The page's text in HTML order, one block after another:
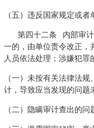
（五）违反国家规定或
第四十二条 内部审计
一的，由单位责令改正，
人员依法处理；涉嫌犯罪
（一）未按有关法律法
计，导致应当发现的问题
（二）隐瞒审计查出的